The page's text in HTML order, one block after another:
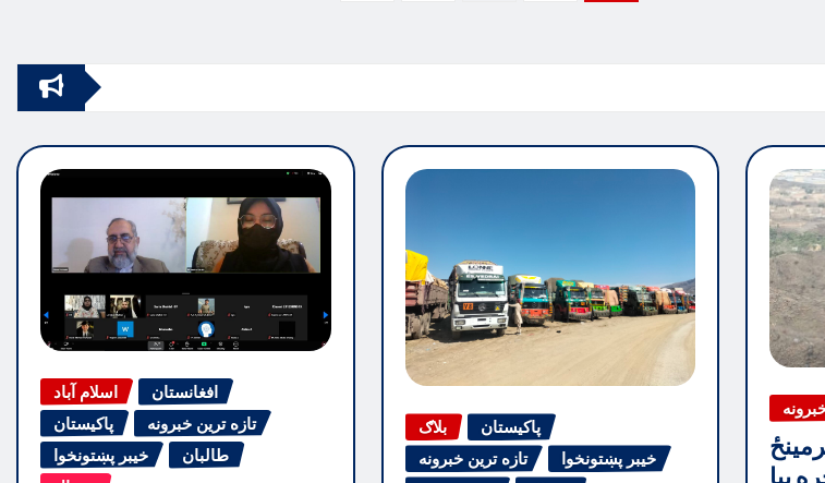
اسلام آباد
افغانستان
پاکیستان
تازه ترین خبرونه
خیبر پښتونخوا
طالبان
بلاګ
پاکیستان
تازه ترین خبرونه
خیبر پښتونخوا